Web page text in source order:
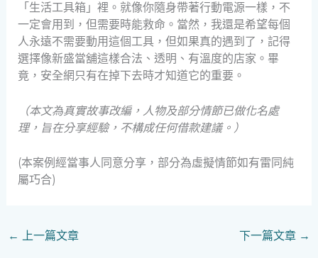
「生活工具箱」裡。就像你隨身帶著行動電源一樣，不
一定會用到，但需要時能救命。當然，我還是希望每個
人永遠不需要動用這個工具，但如果真的遇到了，記得
選擇像新盛當舖這樣合法、透明、有溫度的店家。畢
竟，安全網只有在掉下去時才知道它的重要。
（本文為真實故事改編，人物及部分情節已做化名處
理，旨在分享經驗，不構成任何借款建議。）
(本案例經當事人同意分享，部分為虛擬情節如有雷同純
屬巧合)
← 上一篇文章 下一篇文章 →